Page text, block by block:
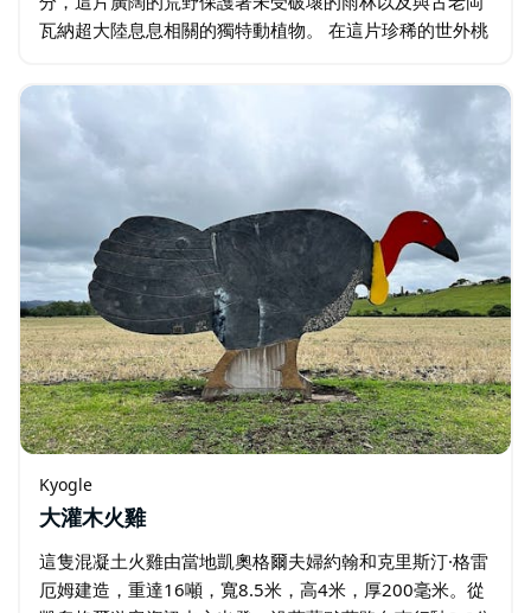
瓦納超大陸息息相關的獨特動植物。 在這片珍稀的世外桃
德山脈風景大道（雨林之路的一部分…
Kyogle
大灌木火雞
這隻混凝土火雞由當地凱奧格爾夫婦約翰和克里斯汀·格雷
厄姆建造，重達16噸，寬8.5米，高4米，厚200毫米。從